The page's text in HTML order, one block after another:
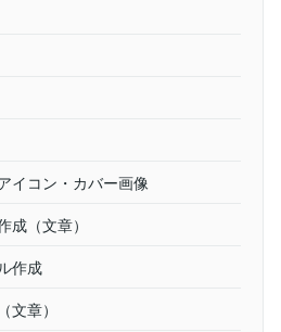
イコン・カバー画像
（文章）
作成
章）